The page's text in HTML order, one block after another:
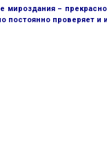
–
проверяет